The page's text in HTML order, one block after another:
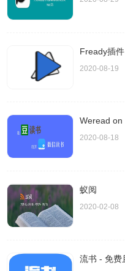
Fready插
2020-08-19
Weread on
2020-08-18
蚁阅
2020-02-08
流书 - 免费